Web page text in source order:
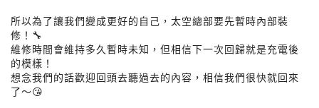
所以為了讓我們變成更好的自己，太空總部要先暫時內部裝
修！🔧
維修時間會維持多久暫時未知，但相信下一次回歸就是充電後
的模樣！
想念我們的話歡迎回頭去聽過去的內容，相信我們很快就回來
了～😘